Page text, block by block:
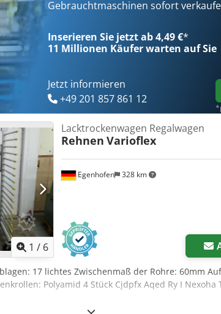
rückseitig Chedpfozk Npaox Aqxja wieder
platzsparend zusammenstellen.
- Zusatzrechen Technische Daten: Länge: 200 -
650 mm - ausgezogen bis: 1150 mm
Verfügbarkeit: kurzfristig Lagerort: Röllbach
Gebrauchtmaschinen sofort
Inserieren Sie jetzt ab 4,49 €*
11 Millionen Käufer warten auf Sie
Jetzt informieren
+49 201 857 861 12
1 / 6
Egenhofen 328 km
Lacktrockenwagen Regalwagen
Rehnen Varioflex
17 lichtes Zwischenmaß der Rohre: 60mm
Polyamid 4 Stück Cjdpfx Aqed Ry I Nexoha